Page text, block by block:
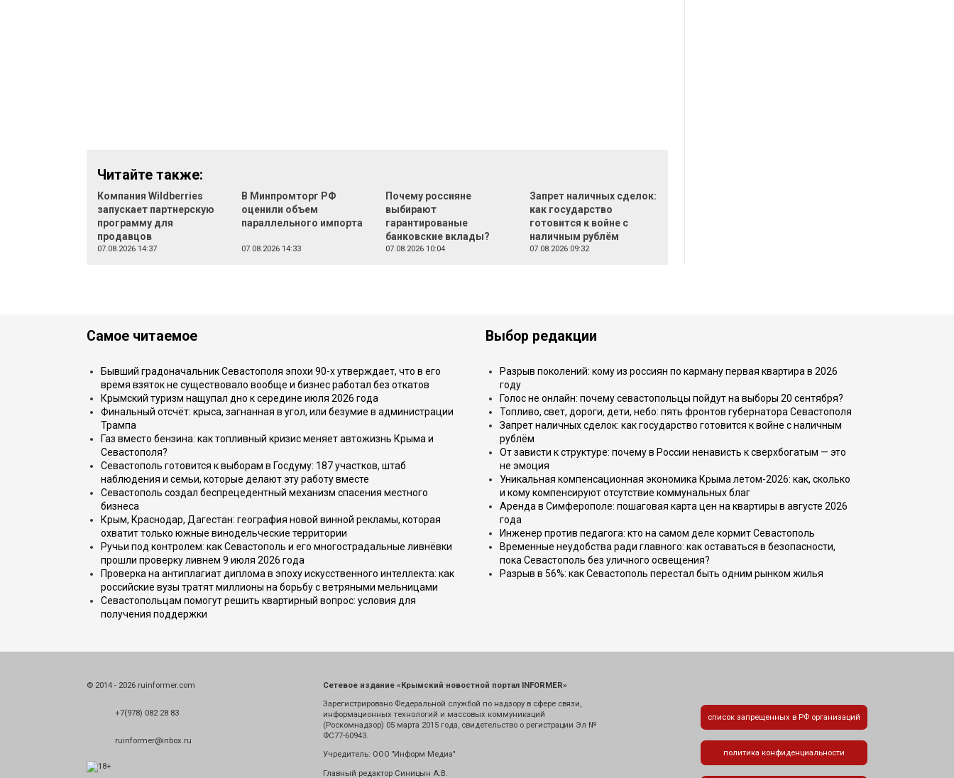
Читайте также:
Компания Wildberries
запускает партнерскую
программу для
продавцов
07.08.2026 14:37
В Минпромторг РФ
оценили объем
параллельного импорта
07.08.2026 14:33
Почему россияне
выбирают
гарантированые
банковские вклады?
07.08.2026 10:04
Запрет наличных сделок:
как государство
готовится к войне с
наличным рублём
07.08.2026 09:32
Самое читаемое
Бывший градоначальник Севастополя эпохи 90-х утверждает, что в его
время взяток не существовало вообще и бизнес работал без откатов
Крымский туризм нащупал дно к середине июля 2026 года
Финальный отсчёт: крыса, загнанная в угол, или безумие в администрации
Трампа
Газ вместо бензина: как топливный кризис меняет автожизнь Крыма и
Севастополя?
Севастополь готовится к выборам в Госдуму: 187 участков, штаб
наблюдения и семьи, которые делают эту работу вместе
Севастополь создал беспрецедентный механизм спасения местного
бизнеса
Крым, Краснодар, Дагестан: география новой винной рекламы, которая
охватит только южные винодельческие территории
Ручьи под контролем: как Севастополь и его многострадальные ливнёвки
прошли проверку ливнем 9 июля 2026 года
Проверка на антиплагиат диплома в эпоху искусственного интеллекта: как
российские вузы тратят миллионы на борьбу с ветряными мельницами
Севастопольцам помогут решить квартирный вопрос: условия для
получения поддержки
Выбор редакции
Разрыв поколений: кому из россиян по карману первая квартира в 2026
году
Голос не онлайн: почему севастопольцы пойдут на выборы 20 сентября?
Топливо, свет, дороги, дети, небо: пять фронтов губернатора Севастополя
Запрет наличных сделок: как государство готовится к войне с наличным
рублём
От зависти к структуре: почему в России ненависть к сверхбогатым — это
не эмоция
Уникальная компенсационная экономика Крыма летом-2026: как, сколько
и кому компенсируют отсутствие коммунальных благ
Аренда в Симферополе: пошаговая карта цен на квартиры в августе 2026
года
Инженер против педагога: кто на самом деле кормит Севастополь
Временные неудобства ради главного: как оставаться в безопасности,
пока Севастополь без уличного освещения?
Разрыв в 56%: как Севастополь перестал быть одним рынком жилья
© 2014 - 2026 ruinformer.com
+7(978) 082 28 83
ruinformer@inbox.ru
Сетевое издание «Крымский новостной портал INFORMER»
Зарегистрировано Федеральной службой по надзору в сфере связи,
информационных технологий и массовых коммуникаций
(Роскомнадзор) 05 марта 2015 года, свидетельство о регистрации Эл №
ФС77-60943.
Учредитель: ООО "Информ Медиа"
Главный редактор Синицын А.В.
список запрещенных в РФ организаций
политика конфиденциальности